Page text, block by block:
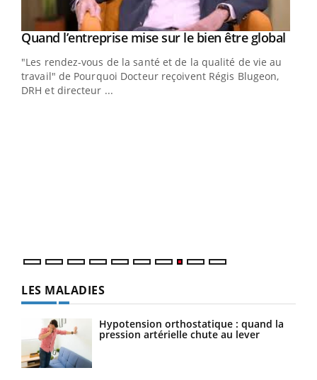
Youtube
Quand l’entreprise mise sur le bien être global
"Les rendez-vous de la santé et de la qualité de vie au
travail" de Pourquoi Docteur reçoivent Régis Blugeon,
DRH et directeur ...
Youtube
Eczéma chronique des mains : au quotidien
Dans cette vidéo, le Dr Inès Zaraa, dermatologue à Paris,
vous explique comment protéger vos mains au
LES MALADIES
Hypotension orthostatique : quand la
pression artérielle chute au lever